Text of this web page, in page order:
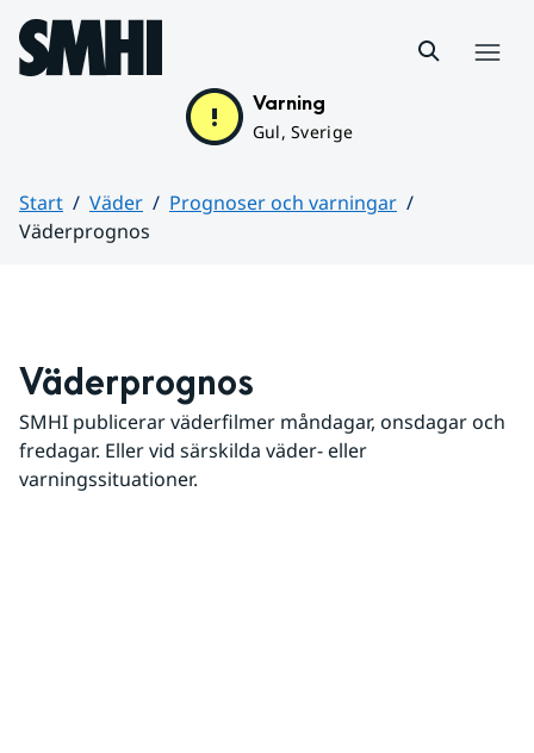
Hoppa till sidans innehåll
Varning
Gul, Sverige
Start Väder
Prognoser och varningar
Väderprognos
Väderprognos
SMHI publicerar väderfilmer måndagar, onsdagar och
fredagar. Eller vid särskilda väder- eller
varningssituationer.